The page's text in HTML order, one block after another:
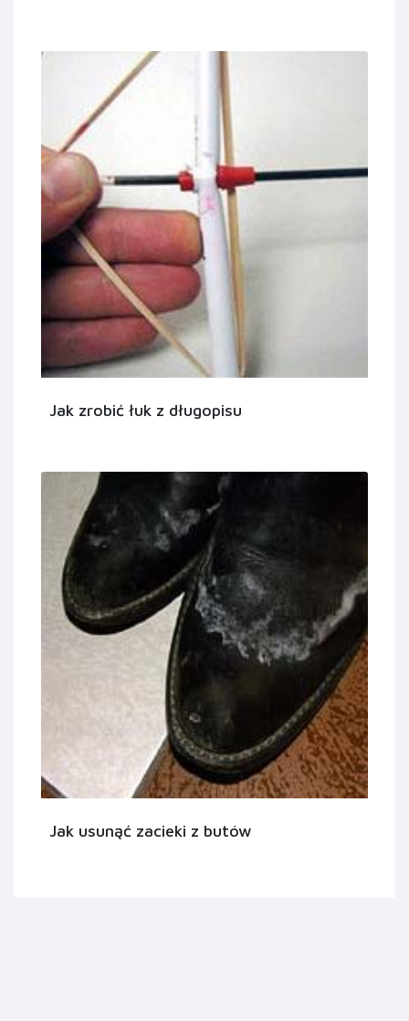
Jak zrobić łuk z długopisu
Jak usunąć zacieki z butów